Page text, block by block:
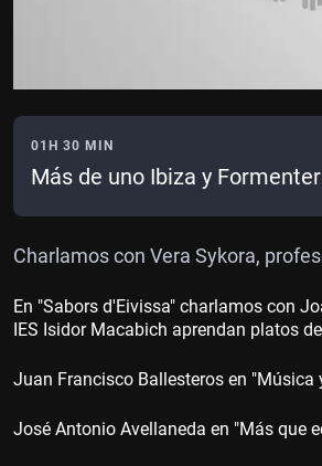
01H 30 MIN
Más de uno Ibiza y
Charlamos con Vera Sykora,
En "Sabors d'Eivissa" charlamos con
IES Isidor Macabich aprendan platos
Juan Francisco Ballesteros en
José Antonio Avellaneda en "Más que